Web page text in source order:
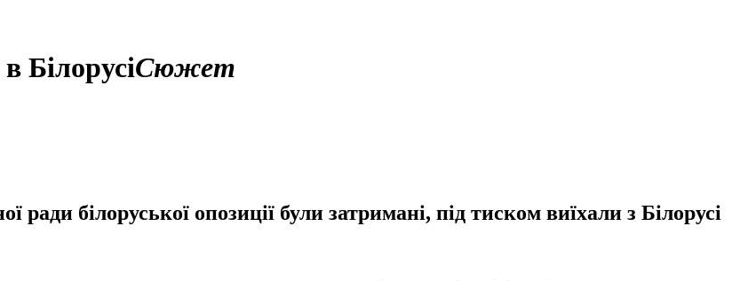
БілорусіСюжет
ради білоруської опозиції були затримані, під тиском виїхали з Білорусі